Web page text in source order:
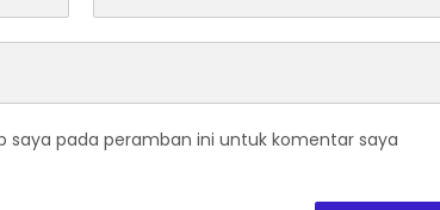
saya pada peramban ini untuk komentar saya